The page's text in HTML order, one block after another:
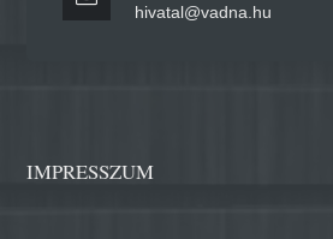
hivatal@vadna.hu
IMPRESSZUM